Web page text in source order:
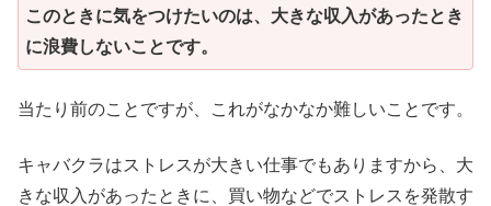
このときに気をつけたいのは、大きな収入があったとき
に浪費しないことです。
当たり前のことですが、これがなかなか難しいことです。
キャバクラはストレスが大きい仕事でもありますから、大
きな収入があったときに、買い物などでストレスを発散す